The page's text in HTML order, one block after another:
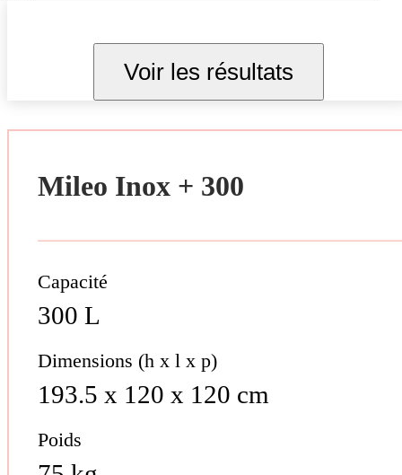
Voir les résultats
Mileo Inox + 300
Capacité
300 L
Dimensions (h x l x p)
193.5 x 120 x 120 cm
Poids